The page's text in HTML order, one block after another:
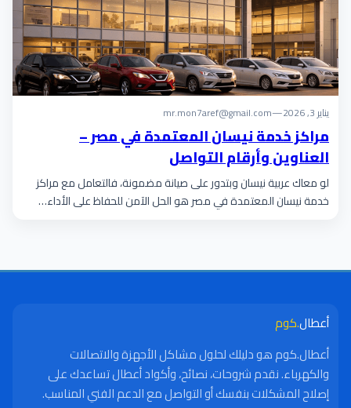
يناير 3, 2026 —
mr.mon7aref@gmail.com
مراكز خدمة نيسان المعتمدة في مصر –
العناوين وأرقام التواصل
لو معاك عربية نيسان وبتدور على صيانة مضمونة، فالتعامل مع مراكز
خدمة نيسان المعتمدة في مصر هو الحل الآمن للحفاظ على الأداء…
أعطال.كوم
أعطال.كوم هو دليلك لحلول مشاكل الأجهزة والاتصالات
والكهرباء. نقدم شروحات، نصائح، وأكواد أعطال تساعدك على
إصلاح المشكلات بنفسك أو التواصل مع الدعم الفني المناسب.